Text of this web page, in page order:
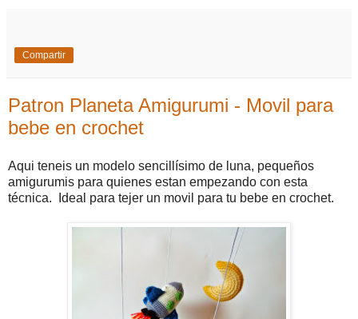
Compartir
Patron Planeta Amigurumi - Movil para
bebe en crochet
Aqui teneis un modelo sencillísimo de luna, pequeños
amigurumis para quienes estan empezando con esta
técnica. Ideal para tejer un movil para tu bebe en crochet.